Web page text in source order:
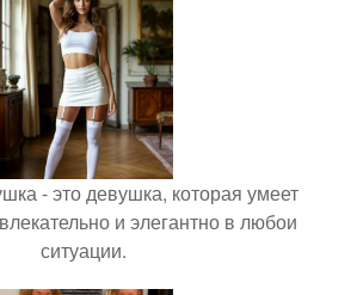
- это девушка, которая умеет
и элегантно в любои
ситуации.